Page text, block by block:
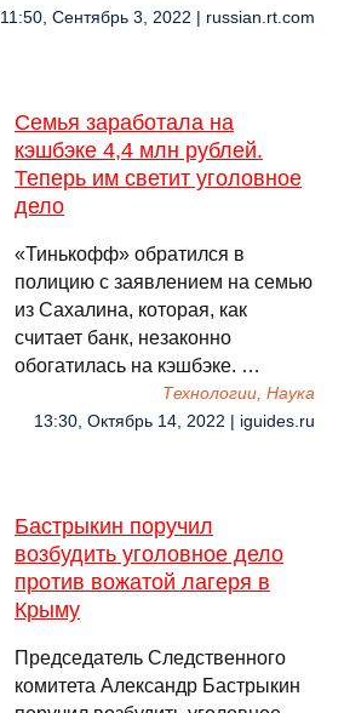
11:50, Сентябрь 3, 2022 | russian.rt.com
Семья заработала на
кэшбэке 4,4 млн рублей.
Теперь им светит уголовное
дело
«Тинькофф» обратился в
полицию с заявлением на семью
из Сахалина, которая, как
считает банк, незаконно
обогатилась на кэшбэке. …
Технологии, Наука
13:30, Октябрь 14, 2022 | iguides.ru
Бастрыкин поручил
возбудить уголовное дело
против вожатой лагеря в
Крыму
Председатель Следственного
комитета Александр Бастрыкин